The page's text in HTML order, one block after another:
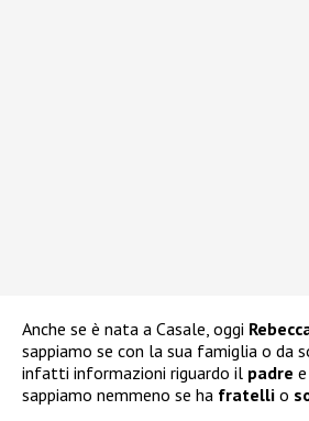
Anche se è nata a Casale, oggi
sappiamo se con la sua famiglia o da
infatti informazioni riguardo il padre
sappiamo nemmeno se ha fratelli o